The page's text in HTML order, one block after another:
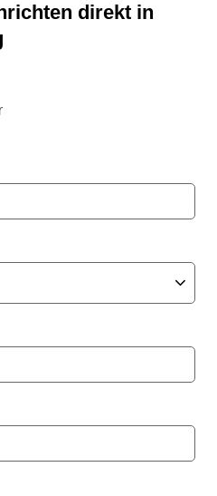
direkt in